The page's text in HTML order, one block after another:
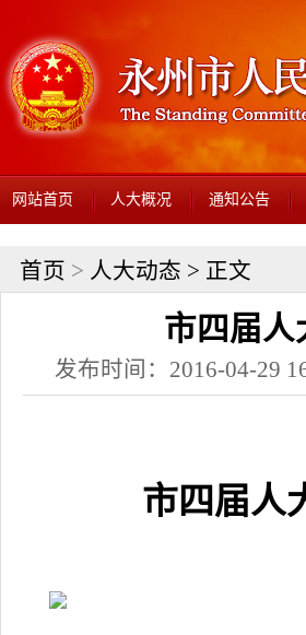
网站首页 人大概况 通知公告
首页 > 人大动态 > 正文
市四届人
发布时间：2016-04-29
市四届人